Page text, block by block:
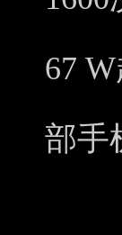
67
部手